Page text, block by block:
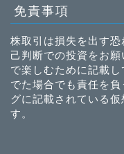
免責事項
株取引は損失を出す
己判断での投資をお
で楽しむために記載
でた場合でも責任を
グに記載されている
す。